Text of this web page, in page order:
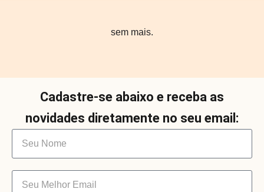
sem mais.
Cadastre-se abaixo e receba as
novidades diretamente no seu email: